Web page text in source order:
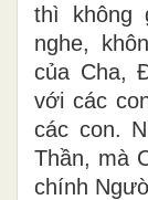
thì không
nghe,
của Cha,
với các
các con.
Thần, mà
chính